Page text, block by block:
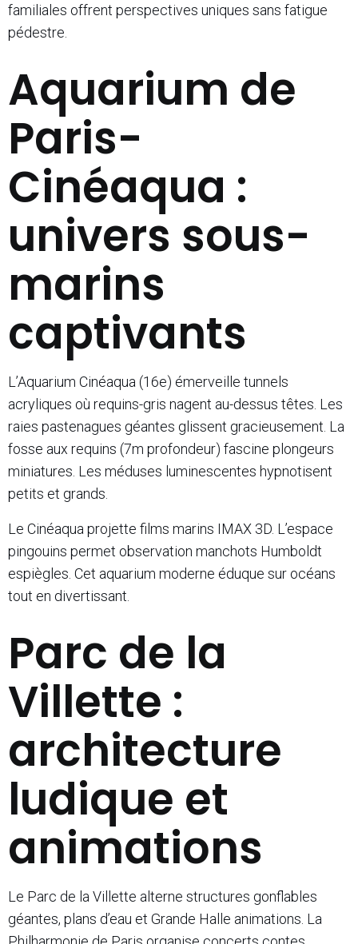
familiales offrent perspectives uniques sans fatigue
pédestre.
Aquarium de
Paris-
Cinéaqua :
univers sous-
marins
captivants
L’Aquarium Cinéaqua (16e) émerveille tunnels
acryliques où requins-gris nagent au-dessus têtes. Les
raies pastenagues géantes glissent gracieusement. La
fosse aux requins (7m profondeur) fascine plongeurs
miniatures. Les méduses luminescentes hypnotisent
petits et grands.
Le Cinéaqua projette films marins IMAX 3D. L’espace
pingouins permet observation manchots Humboldt
espiègles. Cet aquarium moderne éduque sur océans
tout en divertissant.
Parc de la
Villette :
architecture
ludique et
animations
Le Parc de la Villette alterne structures gonflables
géantes, plans d’eau et Grande Halle animations. La